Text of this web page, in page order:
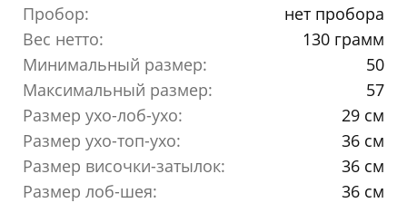
Пробор:
нет пробора
Вес нетто:
130 грамм
Минимальный размер:
50
Максимальный размер:
57
Размер ухо-лоб-ухо:
29 см
Размер ухо-топ-ухо:
36 см
Размер височки-затылок:
36 см
Размер лоб-шея:
36 см